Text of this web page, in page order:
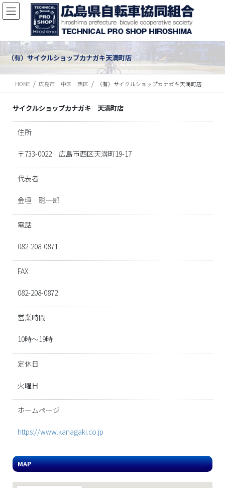
（有）サイクルショップカナガキ天満町店
HOME 広島市 中区 西区 （有）サイクルショップカナガキ天満町店
サイクルショップカナガキ 天満町店
住所
〒733-0022 広島市西区天満町19-17
代表者
金垣 聡一郎
電話
082-208-0871
FAX
082-208-0872
営業時間
10時～19時
定休日
火曜日
ホームページ
https://www.kanagaki.co.jp
MAP